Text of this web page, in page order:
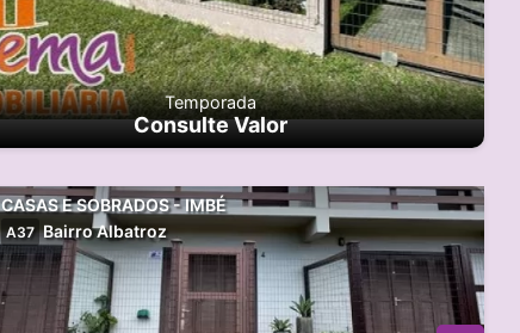
Temporada
Consulte Valor
CASAS E SOBRADOS - IMBÉ
A37 Bairro Albatroz